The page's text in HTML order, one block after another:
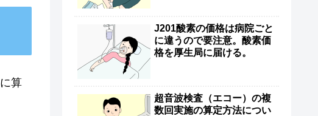
算
J201酸素の価格は病院ごと
に違うので要注意。酸素価
格を厚生局に届ける。
超音波検査（エコー）の複
数回実施の算定方法につい